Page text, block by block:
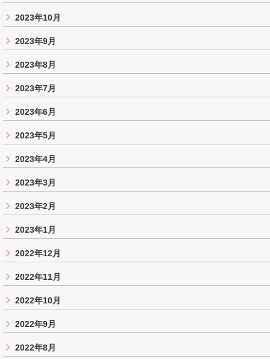
2023年10月
2023年9月
2023年8月
2023年7月
2023年6月
2023年5月
2023年4月
2023年3月
2023年2月
2023年1月
2022年12月
2022年11月
2022年10月
2022年9月
2022年8月